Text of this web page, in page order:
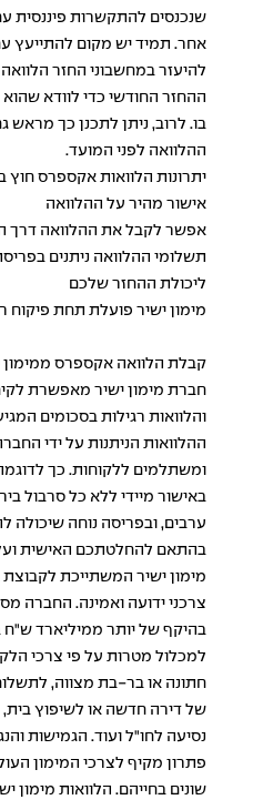
שנכנסים להתקשרות פיננסית
אחר. תמיד יש מקום להתייעץ
להיעזר במחשבוני החזר
ההחזר החודשי כדי לוודא
בו. לרוב, ניתן לתכנן כך מראש
ההלוואה לפני המועד.
יתרונות הלוואות אקספרס חוץ
אישור מהיר על ההלוואה
אפשר לקבל את ההלוואה דרך
תשלומי ההלוואה ניתנים
ליכולת ההחזר שלכם
מימון ישיר פועלת תחת פיקוח
קבלת הלוואה אקספרס ממימון
חברת מימון ישיר מאפשרת
ההלוואות הניתנות על ידי
ומשתלמים ללקוחות. כך
באישור מיידי ללא כל סרבול
בהתאם להחלטתכם האישית
מימון ישיר המשתייכת
צרכני ידועה ואמינה. החברה
בהיקף של יותר ממיליארד ש"ח
למכלול מטרות על פי צרכי
חתונה או בר-בת מצווה,
של דירה חדשה או לשיפוץ בית,
נסיעה לחו"ל ועוד. הגמישות
פתרון מקיף לצרכי המימון
שונים בחייהם. הלוואות מימון